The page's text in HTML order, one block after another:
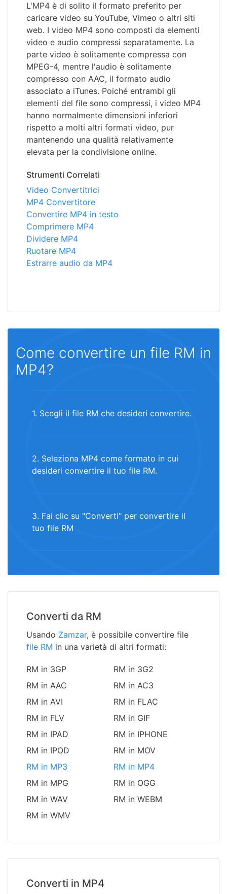
L'MP4 è di solito il formato preferito per
caricare video su YouTube, Vimeo o altri siti
web. I video MP4 sono composti da elementi
video e audio compressi separatamente. La
parte video è solitamente compressa con
MPEG-4, mentre l'audio è solitamente
compresso con AAC, il formato audio
associato a iTunes. Poiché entrambi gli
elementi del file sono compressi, i video MP4
hanno normalmente dimensioni inferiori
rispetto a molti altri formati video, pur
mantenendo una qualità relativamente
elevata per la condivisione online.
Strumenti Correlati
Video Convertitrici
MP4 Convertitore
Convertire MP4 in testo
Comprimere MP4
Dividere MP4
Ruotare MP4
Estrarre audio da MP4
Come convertire un file RM in
MP4?
1. Scegli il file RM che desideri convertire.
2. Seleziona MP4 come formato in cui
desideri convertire il tuo file RM.
3. Fai clic su "Converti" per convertire il
tuo file RM
Converti da RM
Usando Zamzar, è possibile convertire file
file RM in una varietà di altri formati:
RM in 3GP
RM in 3G2
RM in AAC
RM in AC3
RM in AVI
RM in FLAC
RM in FLV
RM in GIF
RM in IPAD
RM in IPHONE
RM in IPOD
RM in MOV
RM in MP3
RM in MP4
RM in MPG
RM in OGG
RM in WAV
RM in WEBM
RM in WMV
Converti in MP4